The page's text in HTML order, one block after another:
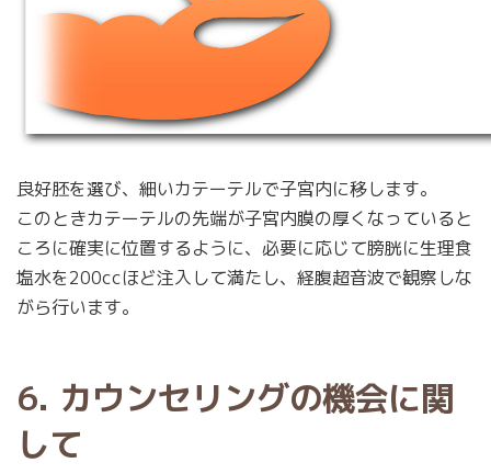
良好胚を選び、細いカテーテルで子宮内に移します。
このときカテーテルの先端が子宮内膜の厚くなっていると
ころに確実に位置するように、必要に応じて膀胱に生理食
塩水を200ccほど注入して満たし、経腹超音波で観察しな
がら行います。
6. カウンセリングの機会に関
して